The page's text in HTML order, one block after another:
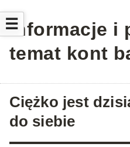
Informacje i
temat kont
☰
Ciężko jest
do siebie